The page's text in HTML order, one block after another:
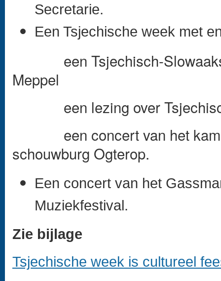
Secretarie.
Een Tsjechische week met
een Tsjechisch-Slowaakse
Meppel
een lezing over
een concert van het
schouwburg Ogterop.
Een concert van het
Muziekfestival.
Zie bijlage
Tsjechische week is cultureel